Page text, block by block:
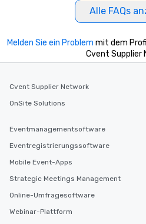
Alle FAQs
Melden Sie ein Problem mit dem
Cvent Supplier
Cvent Supplier Network
OnSite Solutions
Eventmanagementsoftware
Eventregistrierungssoftware
Mobile Event-Apps
Strategic Meetings Management
Online-Umfragesoftware
Webinar-Plattform